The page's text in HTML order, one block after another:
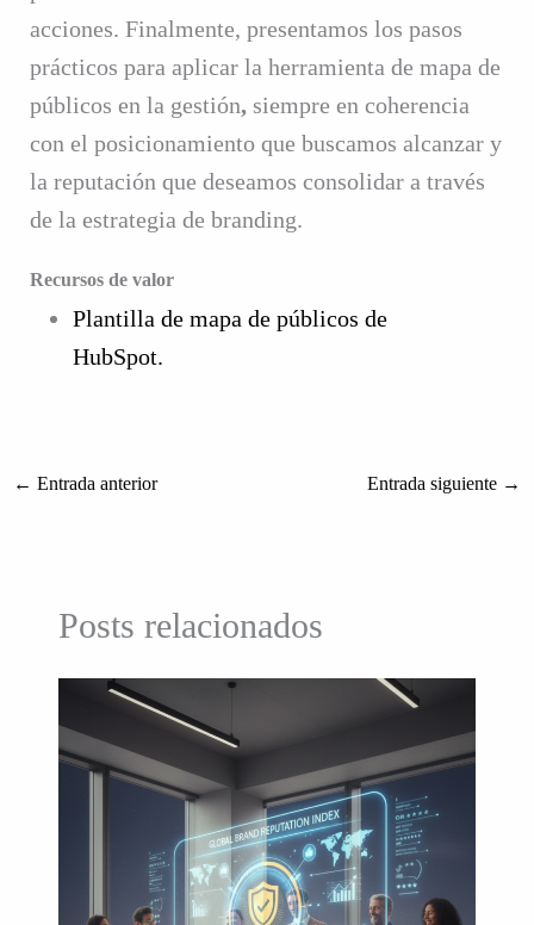
acciones. Finalmente, presentamos los pasos
prácticos para aplicar la herramienta de mapa de
públicos en la gestión, siempre en coherencia
con el posicionamiento que buscamos alcanzar y
la reputación que deseamos consolidar a través
de la estrategia de branding.
Recursos de valor
Plantilla de mapa de públicos de
HubSpot.
← Entrada anterior Entrada siguiente →
Posts relacionados